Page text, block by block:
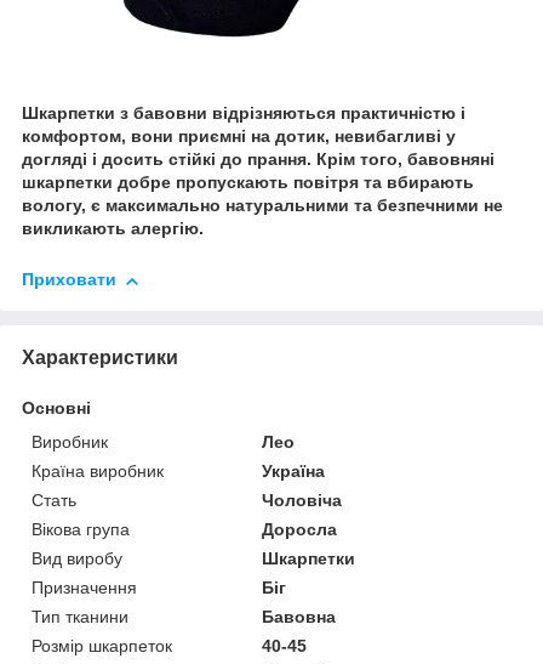
Шкарпетки з бавовни відрізняються практичністю і
комфортом, вони приємні на дотик, невибагливі у
догляді і досить стійкі до прання. Крім того, бавовняні
шкарпетки добре пропускають повітря та вбирають
вологу, є максимально натуральними та безпечними не
викликають алергію.
Приховати
Характеристики
Основні
Виробник
Лео
Країна виробник
Україна
Стать
Чоловіча
Вікова група
Доросла
Вид виробу
Шкарпетки
Призначення
Біг
Тип тканини
Бавовна
Розмір шкарпеток
40-45